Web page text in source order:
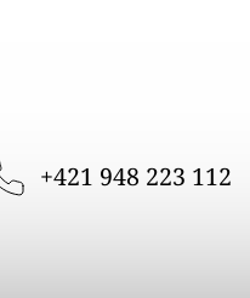
+421 948 223 112